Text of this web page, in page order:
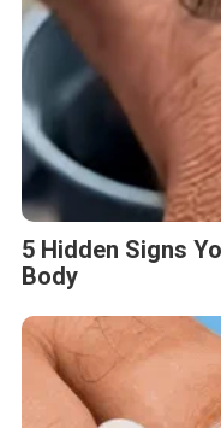
5 Hidden Signs
Body